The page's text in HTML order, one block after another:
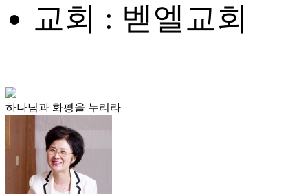
교회 : 벧엘교회
하나님과 화평을 누리라